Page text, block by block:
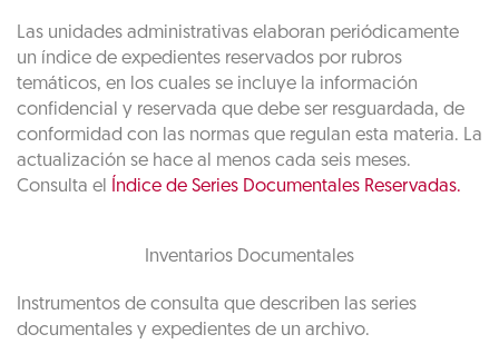
Las unidades administrativas elaboran periódicamente
un índice de expedientes reservados por rubros
temáticos, en los cuales se incluye la información
confidencial y reservada que debe ser resguardada, de
conformidad con las normas que regulan esta materia. La
actualización se hace al menos cada seis meses.
Consulta el
Índice de Series Documentales Reservadas.
Inventarios Documentales
Instrumentos de consulta que describen las series
documentales y expedientes de un archivo.